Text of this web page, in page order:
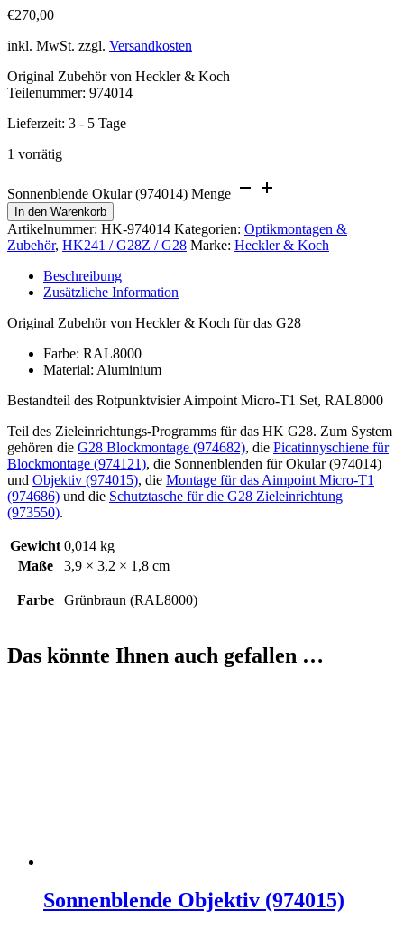
€270,00
inkl. MwSt. zzgl. Versandkosten
Original Zubehör von Heckler & Koch
Teilenummer: 974014
Lieferzeit: 3 - 5 Tage
1 vorrätig
Sonnenblende Okular (974014) Menge
In den Warenkorb
Artikelnummer: HK-974014 Kategorien: Optikmontagen &
Zubehör, HK241 / G28Z / G28 Marke: Heckler & Koch
Beschreibung
Zusätzliche Information
Original Zubehör von Heckler & Koch für das G28
Farbe: RAL8000
Material: Aluminium
Bestandteil des Rotpunktvisier Aimpoint Micro-T1 Set, RAL8000
Teil des Zieleinrichtungs-Programms für das HK G28. Zum System
gehören die G28 Blockmontage (974682), die Picatinnyschiene für
Blockmontage (974121), die Sonnenblenden für Okular (974014)
und Objektiv (974015), die Montage für das Aimpoint Micro-T1
(974686) und die Schutztasche für die G28 Zieleinrichtung
(973550).
Gewicht 0,014 kg
Maße
3,9 × 3,2 × 1,8 cm
Farbe Grünbraun (RAL8000)
Das könnte Ihnen auch gefallen …
Sonnenblende Objektiv (974015)